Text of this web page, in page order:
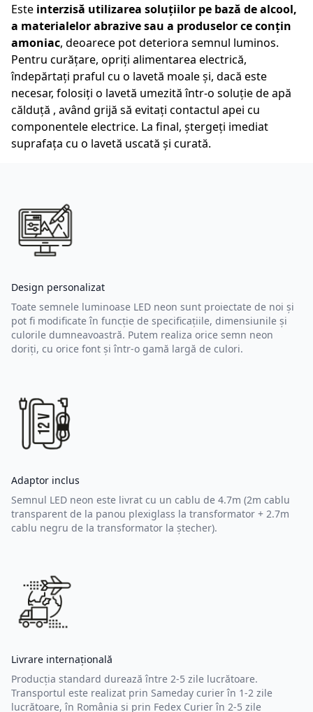
Este interzisă utilizarea soluțiilor pe bază de alcool,
a materialelor abrazive sau a produselor ce conțin
amoniac, deoarece pot deteriora semnul luminos.
Pentru curățare, opriți alimentarea electrică,
îndepărtați praful cu o lavetă moale și, dacă este
necesar, folosiți o lavetă umezită într-o soluție de apă
călduță , având grijă să evitați contactul apei cu
componentele electrice. La final, ștergeți imediat
suprafața cu o lavetă uscată și curată.
Design personalizat
Toate semnele luminoase LED neon sunt proiectate de noi și
pot fi modificate în funcție de specificațiile, dimensiunile și
culorile dumneavoastră. Putem realiza orice semn neon
doriți, cu orice font și într-o gamă largă de culori.
Adaptor inclus
Semnul LED neon este livrat cu un cablu de 4.7m (2m cablu
transparent de la panou plexiglass la transformator + 2.7m
cablu negru de la transformator la ștecher).
Livrare internațională
Producția standard durează între 2-5 zile lucrătoare.
Transportul este realizat prin Sameday curier în 1-2 zile
lucrătoare, în România și prin Fedex Curier în 2-5 zile